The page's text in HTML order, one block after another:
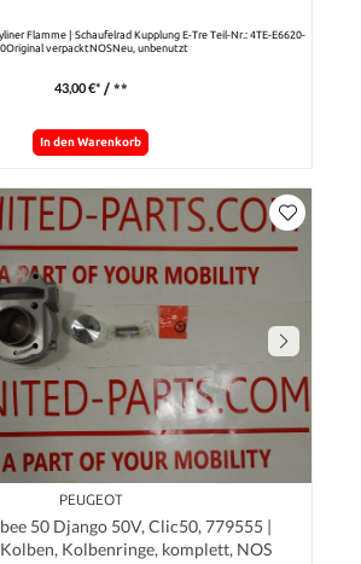
Flamme | Schaufelrad Kupplung E-Tre Teil-Nr.: 4TE-E6620-
verpacktNOSNeu, unbenutzt
43,00 €* / **
In den Warenkorb
PEUGEOT
50 Django 50V, Clic50, 779555 |
Kolbenringe, komplett, NOS